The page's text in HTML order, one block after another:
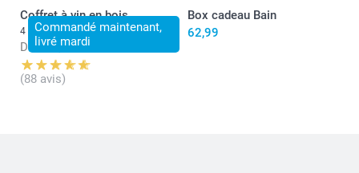
Commandé maintenant,
livré mardi
Coffret à vin en bois
4 variantes
Dès 13,99
(88 avis)
Box cadeau Bain
62,99